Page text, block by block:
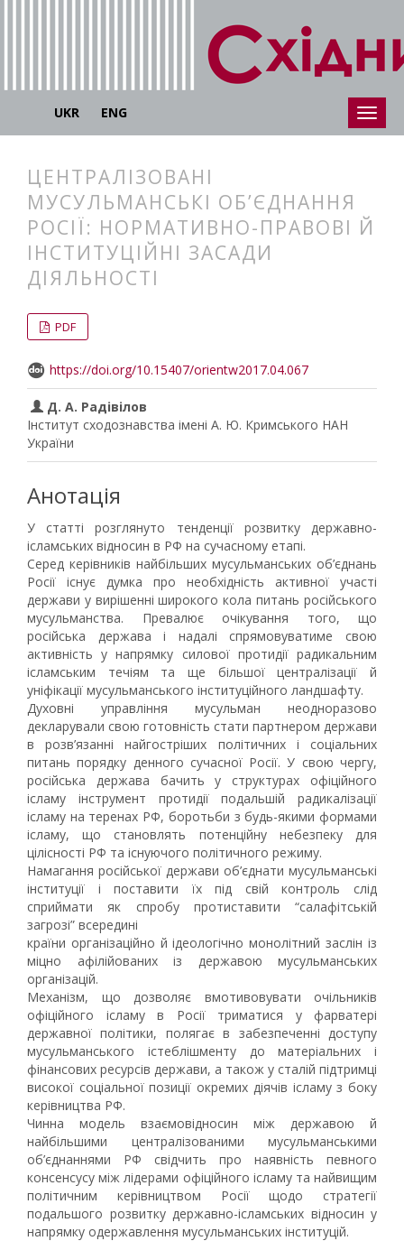
UKR ENG
ЦЕНТРАЛІЗОВАНІ
МУСУЛЬМАНСЬКІ ОБ’ЄДНАННЯ
РОСІЇ: НОРМАТИВНО-ПРАВОВІ Й
ІНСТИТУЦІЙНІ ЗАСАДИ
ДІЯЛЬНОСТІ
PDF
https://doi.org/10.15407/orientw2017.04.067
Д. А. Радівілов
Інститут сходознавства імені А. Ю. Кримського НАН
України
Анотація
У статті розглянуто тенденції розвитку державно-
ісламських відносин в РФ на сучасному етапі.
Серед керівників найбільших мусульманських об’єднань
Росії існує думка про необхідність активної участі
держави у вирішенні широкого кола питань російського
мусульманства. Превалює очікування того, що
російська держава і надалі спрямовуватиме свою
активність у напрямку силової протидії радикальним
ісламським течіям та ще більшої централізації й
уніфікації мусульманського інституційного ландшафту.
Духовні управління мусульман неодноразово
декларували свою готовність стати партнером держави
в розв’язанні найгостріших політичних і соціальних
питань порядку денного сучасної Росії. У свою чергу,
російська держава бачить у структурах офіційного
ісламу інструмент протидії подальшій радикалізації
ісламу на теренах РФ, боротьби з будь-якими формами
ісламу, що становлять потенційну небезпеку для
цілісності РФ та існуючого політичного режиму.
Намагання російської держави об’єднати мусульманські
інституції і поставити їх під свій контроль слід
сприймати як спробу протиставити “салафітській
загрозі” всередині
країни організаційно й ідеологічно монолітний заслін із
міцно афілійованих із державою мусульманських
організацій.
Механізм, що дозволяє вмотивовувати очільників
офіційного ісламу в Росії триматися у фарватері
державної політики, полягає в забезпеченні доступу
мусульманського істеблішменту до матеріальних і
фінансових ресурсів держави, а також у сталій підтримці
високої соціальної позиції окремих діячів ісламу з боку
керівництва РФ.
Чинна модель взаємовідносин між державою й
найбільшими централізованими мусульманськими
об’єднаннями РФ свідчить про наявність певного
консенсусу між лідерами офіційного ісламу та найвищим
політичним керівництвом Росії щодо стратегії
подальшого розвитку державно-ісламських відносин у
напрямку одержавлення мусульманських інституцій.